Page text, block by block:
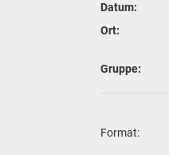
Datum:
Ort:
Gruppe:
For­mat: